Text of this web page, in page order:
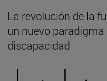
La revolución de la
un nuevo
discapacidad